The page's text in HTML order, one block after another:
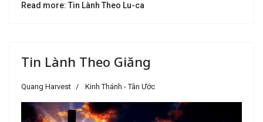
Read more: Tin Lành Theo Lu-ca
Tin Lành Theo Giăng
Quang Harvest Kinh Thánh - Tân Ước